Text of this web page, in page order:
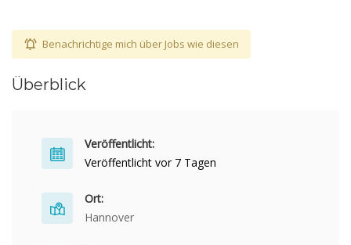
Benachrichtige mich über Jobs wie diesen
Überblick
Veröffentlicht:
Veröffentlicht vor 7 Tagen
Ort:
Hannover